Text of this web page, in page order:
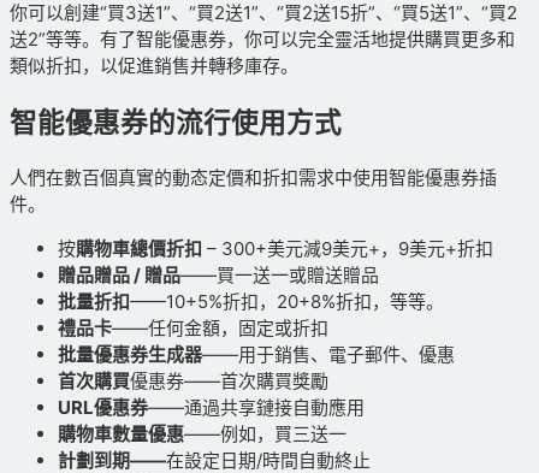
你可以創建“買3送1”、“買2送1”、“買2送15折”、“買5送1”、“買2
送2”等等。有了智能優惠券，你可以完全靈活地提供購買更多和
類似折扣，以促進銷售并轉移庫存。
智能優惠券的流行使用方式
人們在數百個真實的動态定價和折扣需求中使用智能優惠券插
件。
按購物車總價折扣 – 300+美元減9美元+，9美元+折扣
贈品贈品 / 贈品——買一送一或贈送贈品
批量折扣——10+5%折扣，20+8%折扣，等等。
禮品卡——任何金額，固定或折扣
批量優惠券生成器——用于銷售、電子郵件、優惠
首次購買優惠券——首次購買獎勵
URL優惠券——通過共享鏈接自動應用
購物車數量優惠——例如，買三送一
計劃到期——在設定日期/時間自動終止